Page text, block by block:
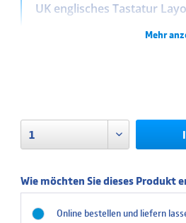
UK englisches Tastatur
Belgisches Tastatur Layout
Mehr
Wie möchten Sie dieses Produkt
Online bestellen und liefern